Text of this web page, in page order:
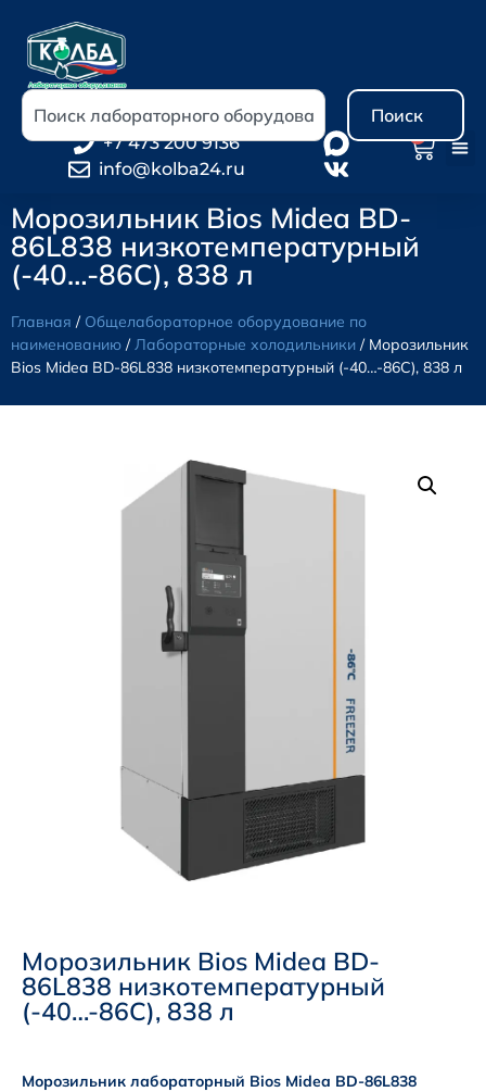
Поиск
+7 473 200 9136
info@kolba24.ru
Морозильник Bios Midea BD-
86L838 низкотемпературный
(-40…-86С), 838 л
Главная / Общелабораторное оборудование по
наименованию /Лабораторные холодильники / Морозильник
Bios Midea BD-86L838 низкотемпературный (-40…-86С), 838 л
Морозильник Bios Midea BD-
86L838 низкотемпературный
(-40…-86С), 838 л
Морозильник лабораторный Bios Midea BD-86L838